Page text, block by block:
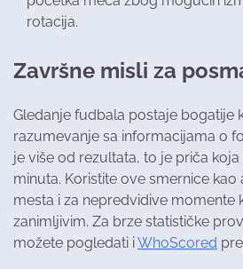
rotacija.
Završne misli za
Gledanje fudbala postaje bogatije
razumevanje sa informacijama o
je više od rezultata, to je priča
minuta. Koristite ove smernice kao
mesta i za nepredvidive momente
zanimljivim. Za brze statističke
možete pogledati iWhoScored